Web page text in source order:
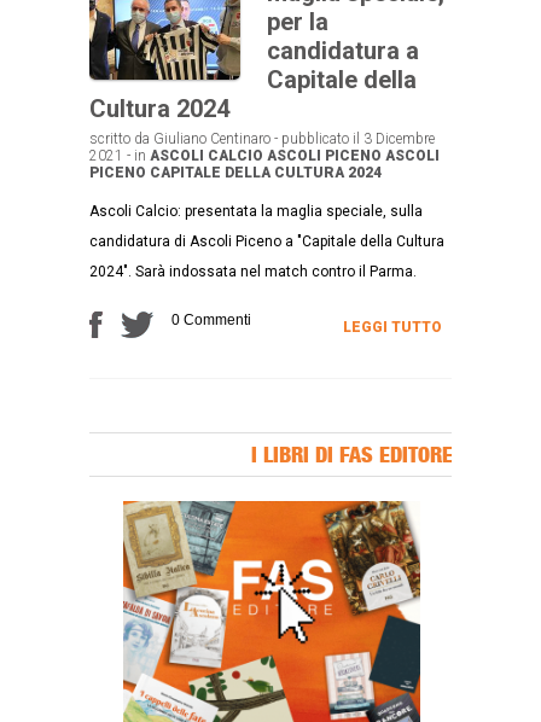
per la
candidatura a
Capitale della
Cultura 2024
scritto da Giuliano Centinaro - pubblicato il 3 Dicembre
2021 - in ASCOLI CALCIO ASCOLI PICENO ASCOLI
PICENO CAPITALE DELLA CULTURA 2024
Ascoli Calcio: presentata la maglia speciale, sulla
candidatura di Ascoli Piceno a "Capitale della Cultura
2024". Sarà indossata nel match contro il Parma.
0 Commenti LEGGI TUTTO
I LIBRI DI FAS EDITORE